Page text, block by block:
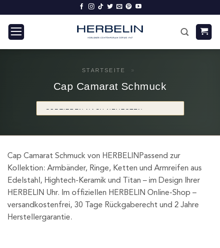
springen
STARTSEITE »
Cap Camarat Schmuck
Cap Camarat Schmuck von HERBELINPassend zur
Kollektion: Armbänder, Ringe, Ketten und Armreifen aus
Edelstahl, Hightech-Keramik und Titan – im Design Ihrer
HERBELIN Uhr. Im offiziellen HERBELIN Online-Shop –
versandkostenfrei, 30 Tage Rückgaberecht und 2 Jahre
Herstellergarantie.